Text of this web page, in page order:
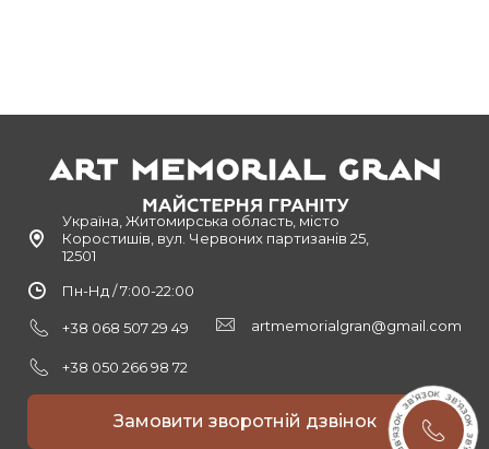
Україна, Житомирська область, місто
Коростишів, вул. Червоних партизанів 25,
12501
Пн-Нд / 7:00-22:00
+38 068 507 29 49
+38 050 266 98 72
artmemorialgran@gmail.com
Замовити зворотній дзвінок